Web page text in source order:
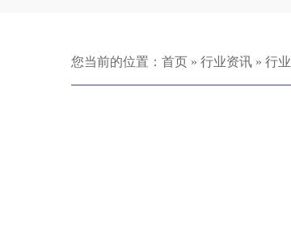
您当前的位置： 首页» 行业资讯» 行